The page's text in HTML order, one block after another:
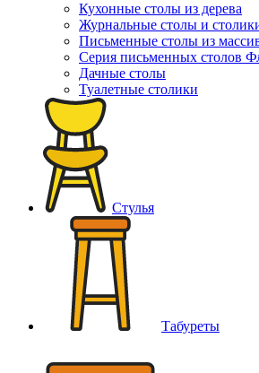
Кухонные столы из дерева
Журнальные столы и
Письменные столы из
Серия письменных столов
Дачные столы
Туалетные столики
Стулья
Табуреты